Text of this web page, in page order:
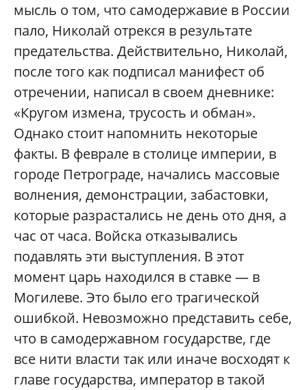
мысль о том, что самодержавие в России
пало, Николай отрекся в результате
предательства. Действительно, Николай,
после того как подписал манифест об
отречении, написал в своем дневнике:
«Кругом измена, трусость и обман».
Однако стоит напомнить некоторые
факты. В феврале в столице империи, в
городе Петрограде, начались массовые
волнения, демонстрации, забастовки,
которые разрастались не день ото дня, а
час от часа. Войска отказывались
подавлять эти выступления. В этот
момент царь находился в ставке — в
Могилеве. Это было его трагической
ошибкой. Невозможно представить себе,
что в самодержавном государстве, где
все нити власти так или иначе восходят к
главе государства, император в такой